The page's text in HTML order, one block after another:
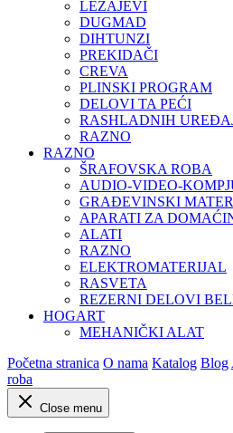
LEŽAJEVI
DUGMAD
DIHTUNZI
PREKIDAČI
CREVA
PLINSKI PROGRAM
DELOVI TA PEĆI
RASHLADNIH
RAZNO
RAZNO
ŠRAFOVSKA ROBA
AUDIO-VIDEO-
GRAĐEVINSKI
APARATI ZA
ALATI
RAZNO
ELEKTROMATERIJAL
RASVETA
REZERNI DELOVI
HOGART
MEHANIČKI ALAT
Početna stranica O nama Katalog Blog
roba
Close menu